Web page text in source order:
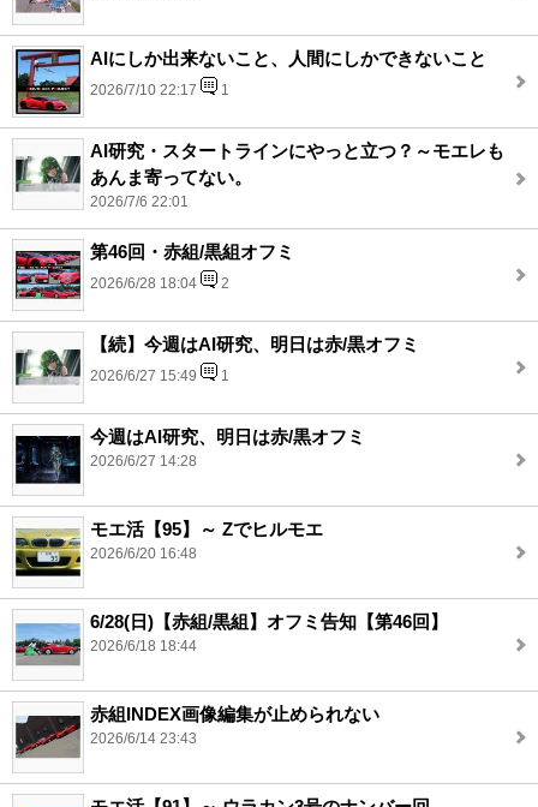
AIにしか出来ないこと、人間にしかできないこと
2026/7/10 22:17 1
AI研究・スタートラインにやっと立つ？～モエレも
あんま寄ってない。
2026/7/6 22:01
第46回・赤組/黒組オフミ
2026/6/28 18:04 2
【続】今週はAI研究、明日は赤/黒オフミ
2026/6/27 15:49 1
今週はAI研究、明日は赤/黒オフミ
2026/6/27 14:28
モエ活【95】～ Zでヒルモエ
2026/6/20 16:48
6/28(日)【赤組/黒組】オフミ告知【第46回】
2026/6/18 18:44
赤組INDEX画像編集が止められない
2026/6/14 23:43